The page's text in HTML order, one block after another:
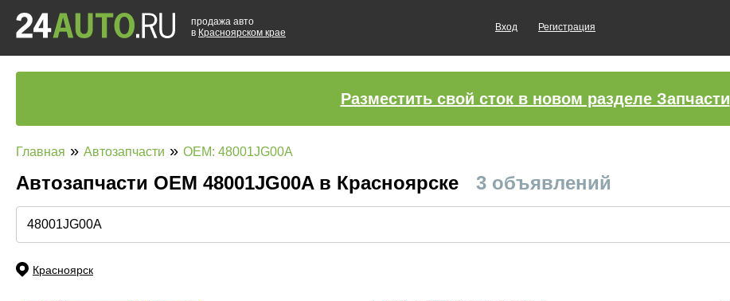
продажа авто
в Красноярском крае
Вход Регистрация
Разместить свой сток в новом разделе Запчасти
Главная » Автозапчасти » OEM: 48001JG00A
Автозапчасти ОЕМ 48001JG00A в Красноярске 3 объявлений
Красноярск